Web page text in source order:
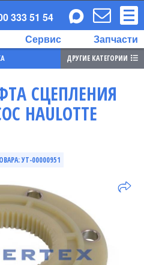
Сервис Запчасти
333 51 54
ДРУГИЕ КАТЕГОРИИ
СЦЕПЛЕНИЯ
HAULOTTE
УТ-00000951